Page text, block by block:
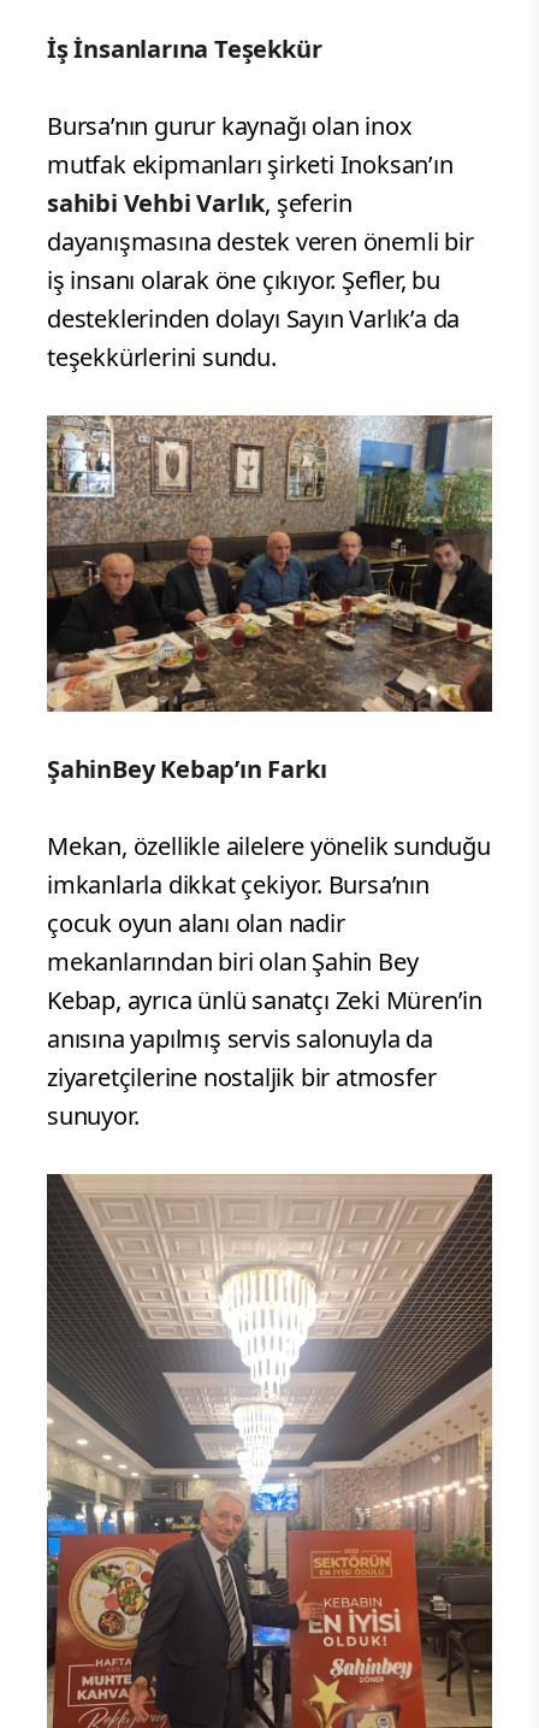
İş İnsanlarına Teşekkür
Bursa’nın gurur kaynağı olan inox
mutfak ekipmanları şirketi Inoksan’ın
sahibi Vehbi Varlık, şeferin
dayanışmasına destek veren önemli bir
iş insanı olarak öne çıkıyor. Şefler, bu
desteklerinden dolayı Sayın Varlık’a da
teşekkürlerini sundu.
ŞahinBey Kebap’ın Farkı
Mekan, özellikle ailelere yönelik sunduğu
imkanlarla dikkat çekiyor. Bursa’nın
çocuk oyun alanı olan nadir
mekanlarından biri olan Şahin Bey
Kebap, ayrıca ünlü sanatçı Zeki Müren’in
anısına yapılmış servis salonuyla da
ziyaretçilerine nostaljik bir atmosfer
sunuyor.